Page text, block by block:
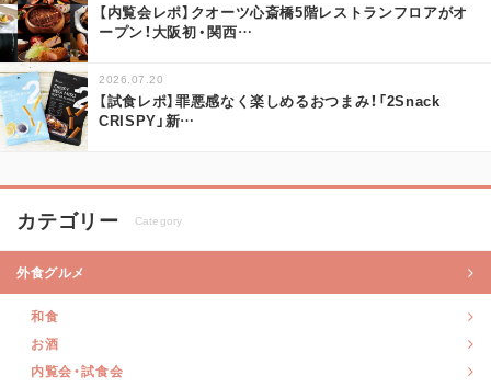
【内覧会レポ】クオーツ心斎橋5階レストランフロアがオ
ープン！大阪初・関西…
2026.07.20
【試食レポ】罪悪感なく楽しめるおつまみ！「2Snack
CRISPY」新…
カテゴリー Category
外食グルメ
和食
お酒
内覧会・試食会